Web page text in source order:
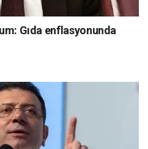
Gıda enflasyonunda